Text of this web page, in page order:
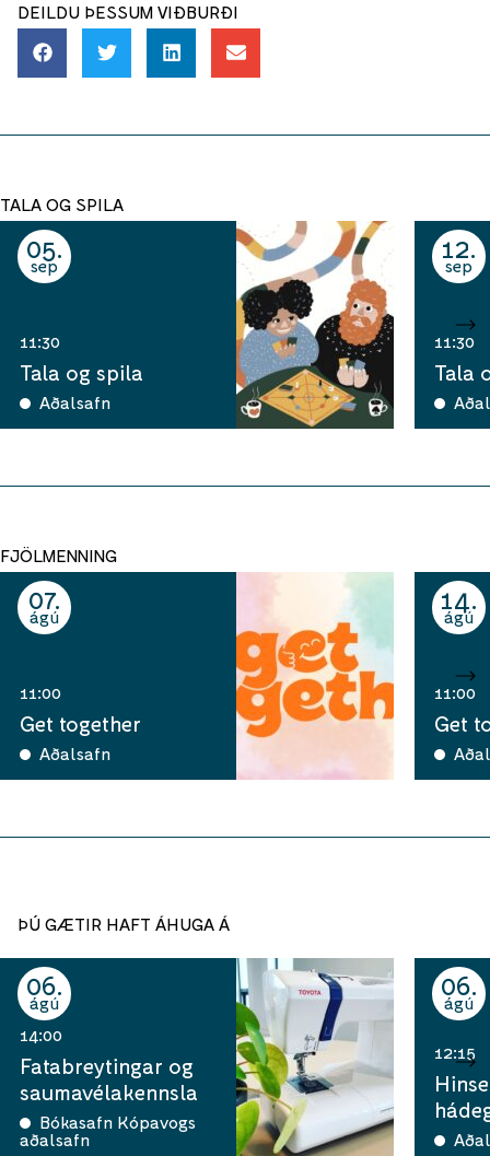
DEILDU ÞESSUM VIÐBURÐI
TALA OG SPILA
05
sep
11:30
Tala og spila
Aðalsafn
12
sep
11:30
Tala
FJÖLMENNING
07
ágú
11:00
Get together
Aðalsafn
14
ágú
11:00
Get
ÞÚ GÆTIR HAFT ÁHUGA Á
06
ágú
14:00
Fatabreytingar og
saumavélakennsla
Bókasafn Kópavogs
aðalsafn
06
ágú
12:15